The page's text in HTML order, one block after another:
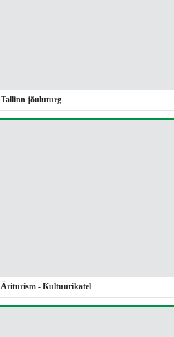
Tallinn jõuluturg
Äriturism - Kultuurikatel